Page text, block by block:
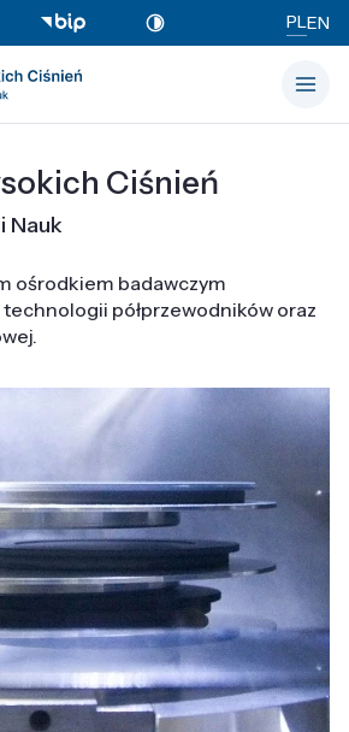
PLEN
Ciśnień
Nauk
ośrodkiem badawczym
półprzewodników oraz